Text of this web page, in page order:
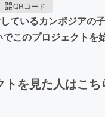
QRコード
しているカンボジアの
このプロジェクトを
トを見た人はこ